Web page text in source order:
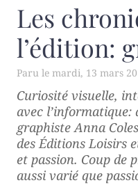
Les
l’édition:
mardi, 13 mars
Curiosité visuelle,
avec l’informatique:
graphiste Anna
des Éditions Loisirs
et passion. Coup de
aussi varié que